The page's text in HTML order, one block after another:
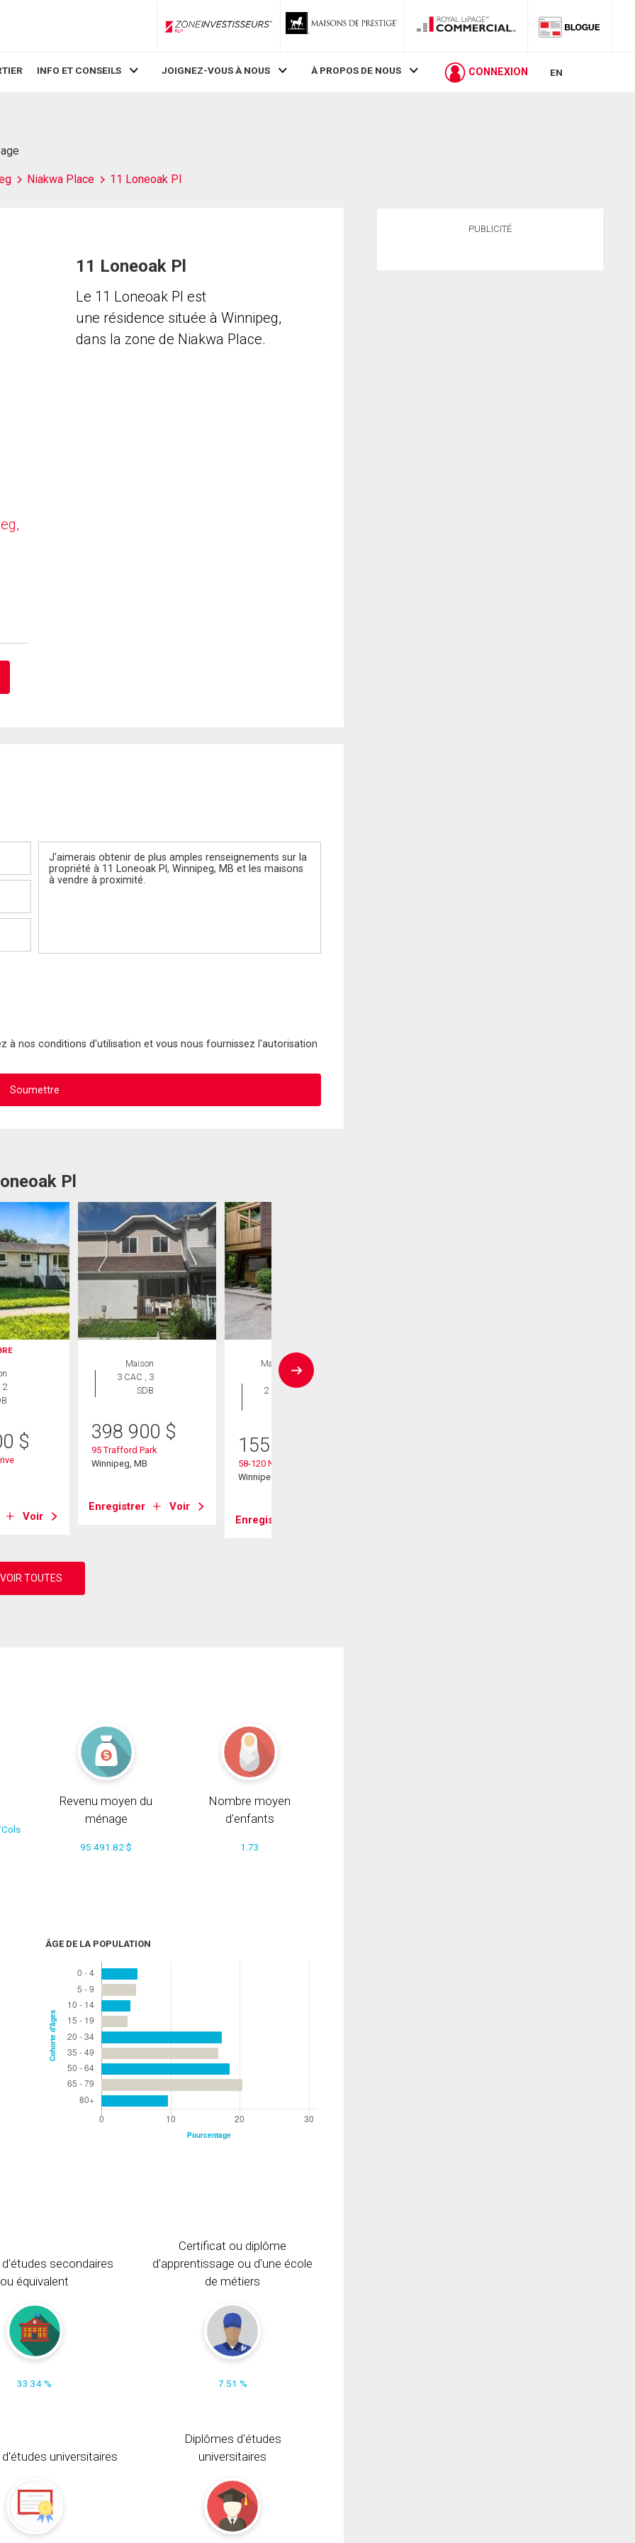
ZoneInvestisseurs RLP
INFO ET CONSEILS JOIGNEZ-VOUS À NOUS À PROPOS DE NOUS CONNEXION EN
Niakwa Place 11 Loneoak Pl
11 Loneoak Pl
Le 11 Loneoak Pl est
une résidence située à Winnipeg,
dans la zone de Niakwa Place.
à nos conditions d'utilisation et vous nous fournissez l'autorisation
Pl
2
$
Voir
Maison
3 CAC , 3
SDB
398 900 $
95 Trafford Park
Winnipeg, MB
Enregistrer Voir
Maison en
rangée
2 CAC , 2
155 800
58-120 Niakwa Rd
Winnipeg, MB
Enregistrer
Revenu moyen du
ménage
95 491.82 $
Nombre moyen
d'enfants
1.73
ÂGE DE LA POPULATION
secondaires
ou équivalent
33.34 %
Certificat ou diplôme
d'apprentissage ou d'une école
de métiers
7.51 %
universitaires
Diplômes d'études
universitaires
PUBLICITÉ